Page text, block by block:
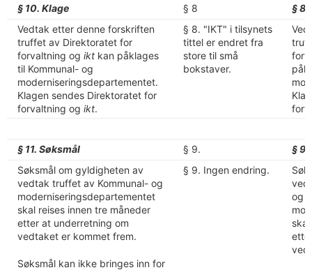
§ 10. Klage § 8
§ 8.
Vedtak etter denne forskriften
truffet av Direktoratet for
forvaltning og ikt kan påklages
til Kommunal- og
moderniseringsdepartementet.
Klagen sendes Direktoratet for
forvaltning og ikt.
§ 8. "IKT" i tilsynets
tittel er endret fra
store til små
bokstaver.
§ 11. Søksmål § 9.
§ 9.
Søksmål om gyldigheten av
vedtak truffet av Kommunal- og
moderniseringsdepartementet
skal reises innen tre måneder
etter at underretning om
vedtaket er kommet frem.
Søksmål kan ikke bringes inn for
§ 9. Ingen endring.
og